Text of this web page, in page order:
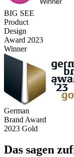
BIG SEE
Product
Design
Award 2023
Winner
German
Brand Award
2023 Gold
Das sagen